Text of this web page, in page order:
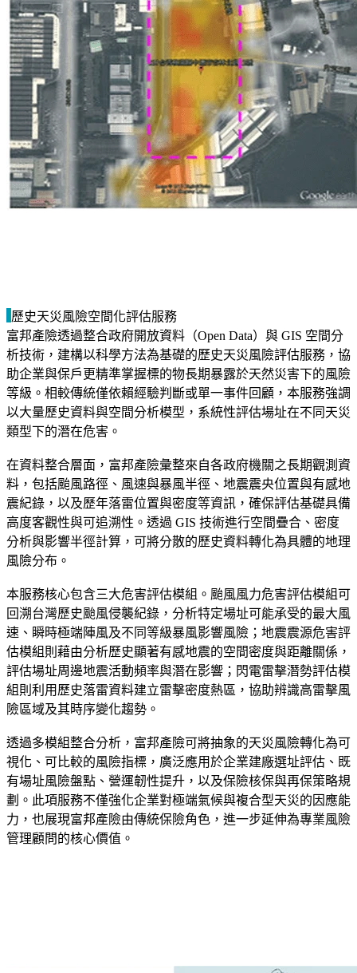
歷史天災風險空間化評估服務
富邦產險透過整合政府開放資料（Open Data）與 GIS 空間分
析技術，建構以科學方法為基礎的歷史天災風險評估服務，協
助企業與保戶更精準掌握標的物長期暴露於天然災害下的風險
等級。相較傳統僅依賴經驗判斷或單一事件回顧，本服務強調
以大量歷史資料與空間分析模型，系統性評估場址在不同天災
類型下的潛在危害。
在資料整合層面，富邦產險彙整來自各政府機關之長期觀測資
料，包括颱風路徑、風速與暴風半徑、地震震央位置與有感地
震紀錄，以及歷年落雷位置與密度等資訊，確保評估基礎具備
高度客觀性與可追溯性。透過 GIS 技術進行空間疊合、密度
分析與影響半徑計算，可將分散的歷史資料轉化為具體的地理
風險分布。
本服務核心包含三大危害評估模組。颱風風力危害評估模組可
回溯台灣歷史颱風侵襲紀錄，分析特定場址可能承受的最大風
速、瞬時極端陣風及不同等級暴風影響風險；地震震源危害評
估模組則藉由分析歷史顯著有感地震的空間密度與距離關係，
評估場址周邊地震活動頻率與潛在影響；閃電雷擊潛勢評估模
組則利用歷史落雷資料建立雷擊密度熱區，協助辨識高雷擊風
險區域及其時序變化趨勢。
透過多模組整合分析，富邦產險可將抽象的天災風險轉化為可
視化、可比較的風險指標，廣泛應用於企業建廠選址評估、既
有場址風險盤點、營運韌性提升，以及保險核保與再保策略規
劃。此項服務不僅強化企業對極端氣候與複合型天災的因應能
力，也展現富邦產險由傳統保險角色，進一步延伸為專業風險
管理顧問的核心價值。